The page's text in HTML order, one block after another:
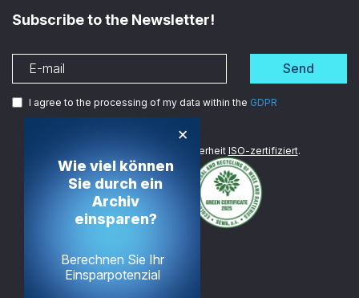
Subscribe to the Newsletter!
Send
I agree to the processing of my data within the GDPR
Wir sind im Bereich Datensicherheit ISO-zertifiziert.
×
Wie viel können
Sie durch ein
Archiv
einsparen?
Berechnen Sie Ihr
Einsparpotenzial